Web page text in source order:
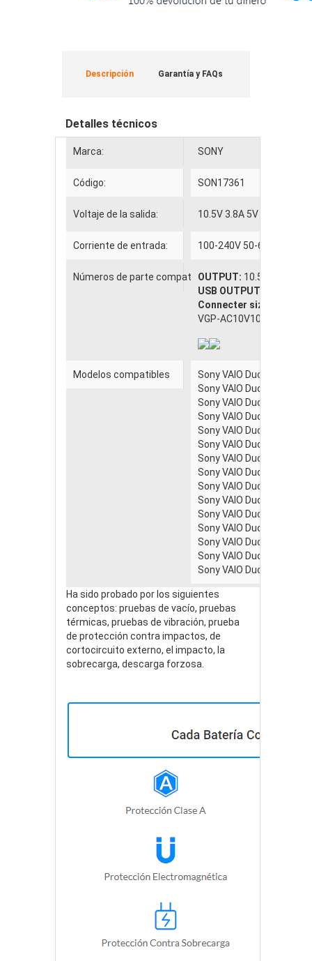
Descripción Garantía y FAQs
Detalles técnicos
Marca: SONY
Código: SON17361
Voltaje de la salida: 10.5V 3.8A 5V 1A
Corriente de entrada: 100-240V 50-60Hz
Números de parte compatiblesOUTPUT: 10.5V 3.8A
USB OUTPUT:
Connecter size:
VGP-AC10V10 VGP-
Modelos compatibles
Sony VAIO Duo 13
Sony VAIO Duo 13
Sony VAIO Duo 13
Sony VAIO Duo 13
Sony VAIO Duo 13
Sony VAIO Duo 13
Sony VAIO Duo 13
Sony VAIO Duo 13
Sony VAIO Duo 13
Sony VAIO Duo 13
Sony VAIO Duo 13
Sony VAIO Duo 13
Sony VAIO Duo 13
Sony VAIO Duo 13
Sony VAIO Duo 13
Ha sido probado por los siguientes
conceptos: pruebas de vacío, pruebas
térmicas, pruebas de vibración, prueba
de protección contra impactos, de
cortocircuito externo, el impacto, la
sobrecarga, descarga forzosa.